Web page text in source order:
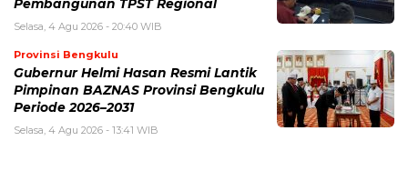
Pembangunan TPST Regional
Selasa, 4 Agu 2026 - 20:40 WIB
Provinsi Bengkulu
Gubernur Helmi Hasan Resmi Lantik
Pimpinan BAZNAS Provinsi Bengkulu
Periode 2026–2031
Selasa, 4 Agu 2026 - 13:41 WIB